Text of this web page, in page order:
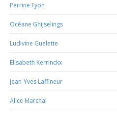
Perrine Fyon
Océane Ghijselings
Ludivine Guelette
Elisabeth Kerrinckx
Jean-Yves Laffineur
Alice Marchal